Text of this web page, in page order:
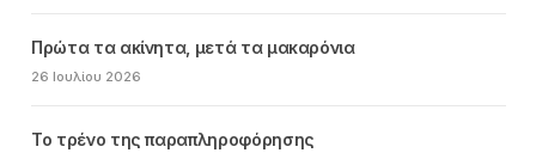
Πρώτα τα ακίνητα, μετά τα μακαρόνια
26 Ιουλίου 2026
Το τρένο της παραπληροφόρησης